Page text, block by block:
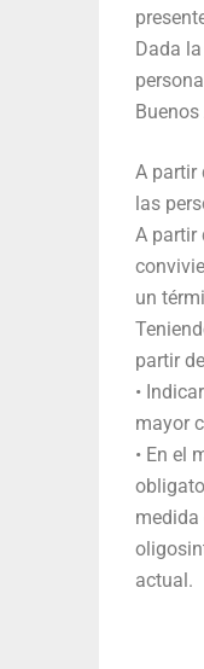
Dada
A partir
las
A partir
un
partir
•
mayor
• En el
actual.